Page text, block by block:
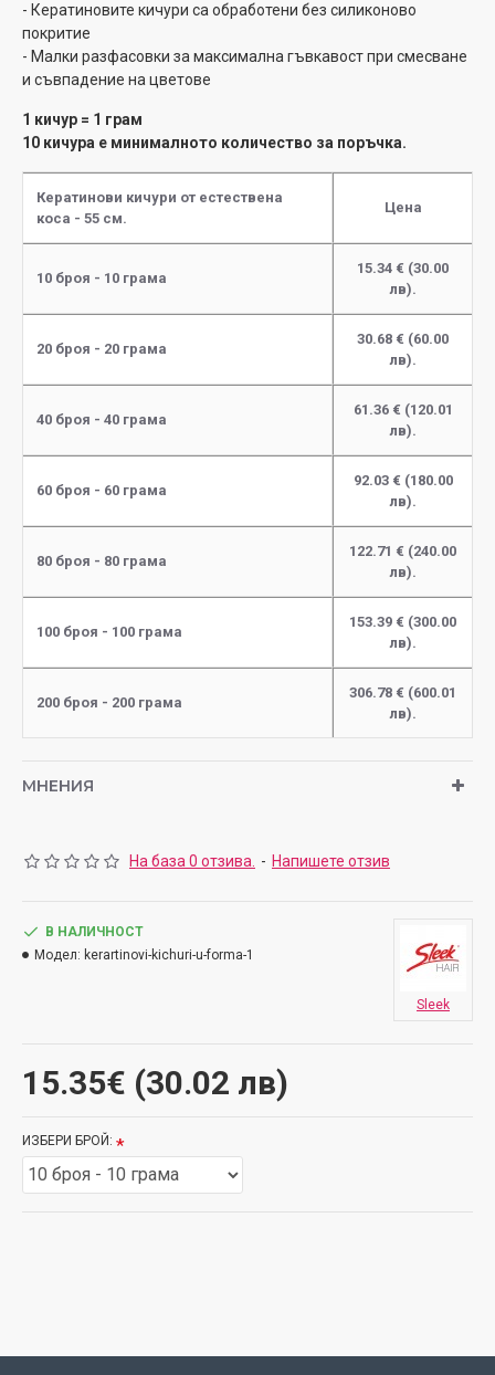
- Кератиновите кичури са обработени без силиконово
покритие
- Малки разфасовки за максимална гъвкавост при смесване
и съвпадение на цветове
1 кичур = 1 грам
10 кичура е минималното количество за поръчка.
Кератинови кичури от естествена
коса - 55 см.
Цена
10 броя - 10 грама
15.34 € (30.00
лв).
20 броя - 20 грама
30.68 € (60.00
лв).
40 броя - 40 грама
61.36 € (120.01
лв).
60 броя - 60 грама
92.03 € (180.00
лв).
80 броя - 80 грама
122.71 € (240.00
лв).
100 броя - 100 грама
153.39 € (300.00
лв).
200 броя - 200 грама
306.78 € (600.01
лв).
МНЕНИЯ
На база 0 отзива. - Напишете отзив
15.35€ (30.02 лв)
В НАЛИЧНОСТ
Модел: kerartinovi-kichuri-u-forma-1
Sleek
ИЗБЕРИ БРОЙ: